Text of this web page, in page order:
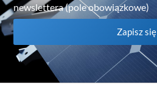
newslettera (pole obowiązkowe)
Zapisz się